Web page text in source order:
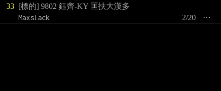
33 [標的] 9802 鈺齊-KY 匡扶大漢多
Maxslack
⋯
2/20